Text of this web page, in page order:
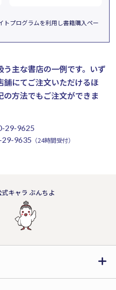
トプログラムを利用し書籍購入ペー
主な書店の一例です。 いず
にてご注文いただけるほ
方法でもご注文ができま
29-9625
9635 （24時間受付）
式キャラ ぶんちよ